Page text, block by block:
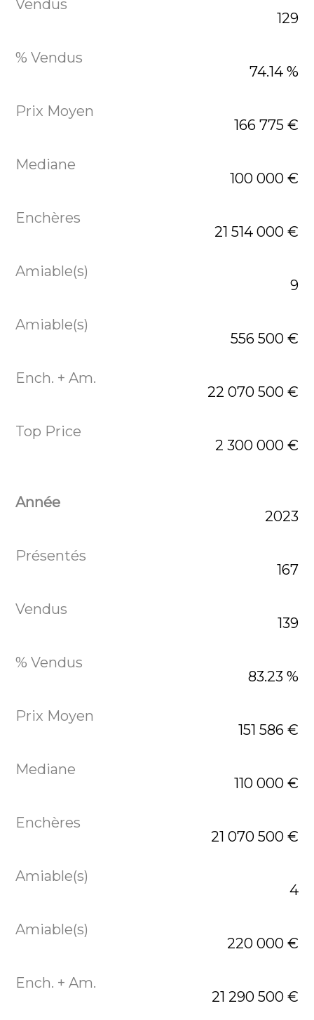
129
74.14 %
166 775 €
100 000 €
21 514 000 €
9
556 500 €
22 070 500 €
2 300 000 €
2023
167
139
83.23 %
151 586 €
110 000 €
21 070 500 €
4
220 000 €
21 290 500 €